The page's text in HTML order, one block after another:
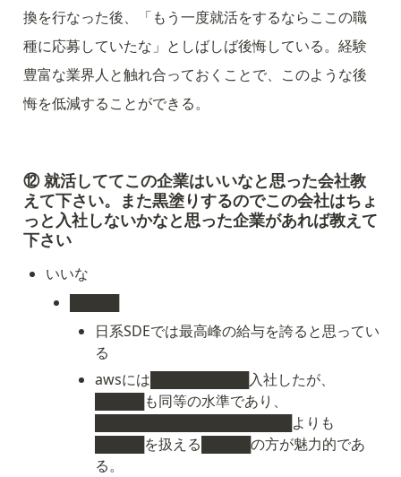
換を行なった後、「もう一度就活をするならここの職
種に応募していたな」としばしば後悔している。経験
豊富な業界人と触れ合っておくことで、このような後
悔を低減することができる。
⑫ 就活しててこの企業はいいなと思った会社教
えて下さい。また黒塗りするのでこの会社はちょ
っと入社しないかなと思った企業があれば教えて
下さい
いいな
日系SDEでは最高峰の給与を誇ると思ってい
る
awsには██████████入社したが、
█████も同等の水準であり、
████████████████████よりも
█████を扱える█████の方が魅力的であ
る。